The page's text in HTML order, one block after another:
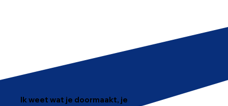
Ik weet wat je doormaakt, je